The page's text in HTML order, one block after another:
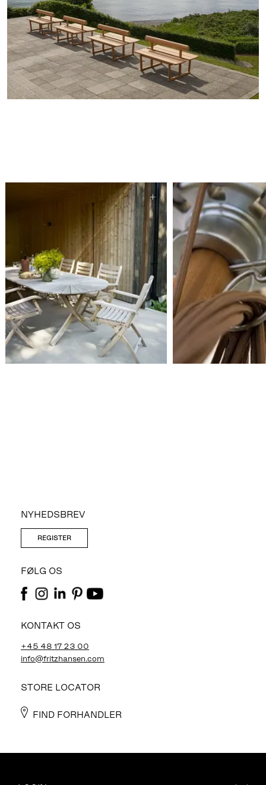
NYHEDSBREV
REGISTER
FØLG OS
KONTAKT OS
+45 48 17 23 00
info@fritzhansen.com
STORE LOCATOR
FIND FORHANDLER